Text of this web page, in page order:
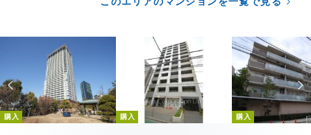
購入 購入 購入